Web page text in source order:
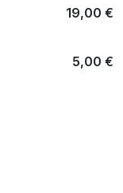
19,00 €
5,00 €